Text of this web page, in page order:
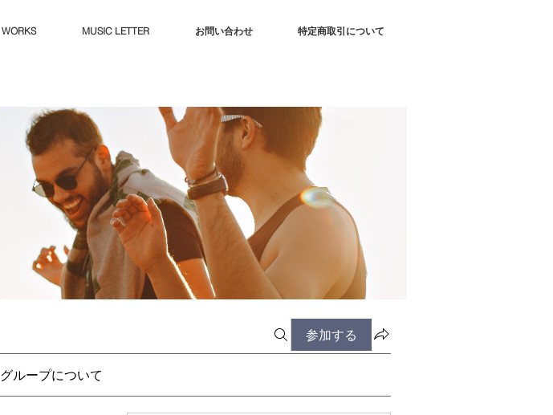
WORKS MUSIC LETTER お問い合わせ 特定商取引について
参加する
グループについて